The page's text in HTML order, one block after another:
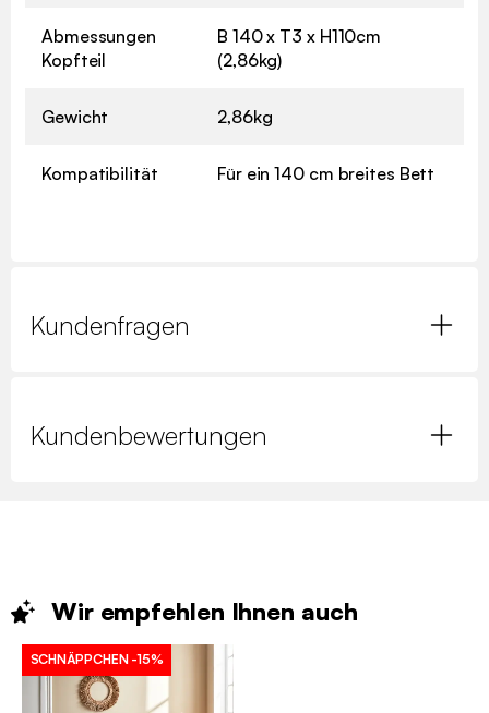
Abmessungen
Kopfteil
B 140 x T3 x H110cm
(2,86kg)
Gewicht 2,86kg
Kompatibilität Für ein 140 cm breites Bett
Kundenfragen
Kundenbewertungen
Wir empfehlen Ihnen auch
SCHNÄPPCHEN -15%